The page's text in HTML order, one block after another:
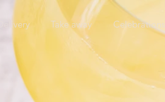
Delivery Take away Celebrations